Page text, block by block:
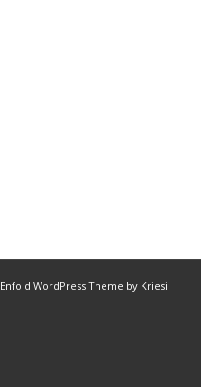
Enfold WordPress Theme by Kriesi